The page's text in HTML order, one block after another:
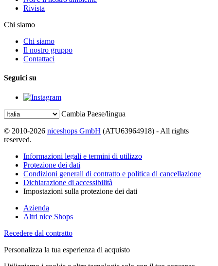
Rivista
Chi siamo
Chi siamo
Il nostro gruppo
Contattaci
Seguici su
Cambia Paese/lingua
© 2010-2026 niceshops GmbH (ATU63964918) - All rights
reserved.
Informazioni legali e termini di utilizzo
Protezione dei dati
Condizioni generali di contratto e politica di cancellazione
Dichiarazione di accessibilità
Impostazioni sulla protezione dei dati
Azienda
Altri nice Shops
Recedere dal contratto
Personalizza la tua esperienza di acquisto